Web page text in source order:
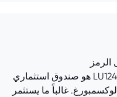
الرمز
LU1244551468.EUFUND هو صندوق استثماري
غالباً ما يستثمر